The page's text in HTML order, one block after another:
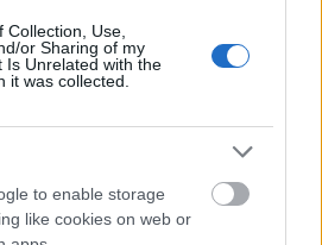
Use,
or Sharing of my
Is Unrelated with the
it was collected.
to enable storage
like cookies on web or